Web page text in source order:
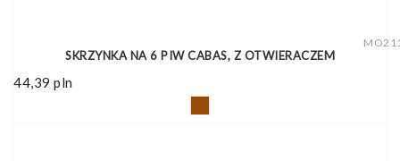
SKRZYNKA NA 6 PIW CABAS, Z OTWIERACZEM
44,39 pln